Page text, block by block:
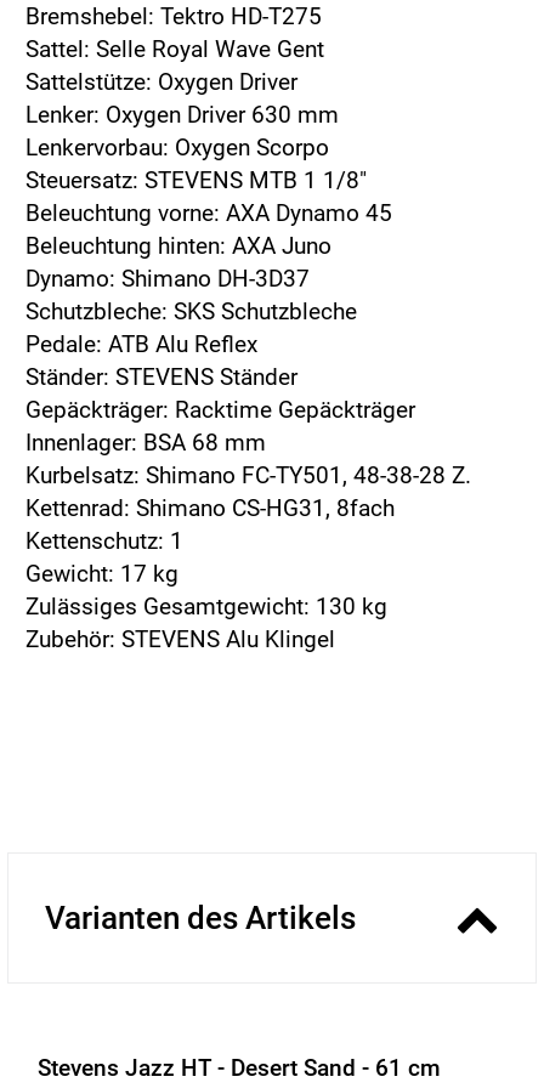
Bremshebel: Tektro HD-T275
Sattel: Selle Royal Wave Gent
Sattelstütze: Oxygen Driver
Lenker: Oxygen Driver 630 mm
Lenkervorbau: Oxygen Scorpo
Steuersatz: STEVENS MTB 1 1/8"
Beleuchtung vorne: AXA Dynamo 45
Beleuchtung hinten: AXA Juno
Dynamo: Shimano DH-3D37
Schutzbleche: SKS Schutzbleche
Pedale: ATB Alu Reflex
Ständer: STEVENS Ständer
Gepäckträger: Racktime Gepäckträger
Innenlager: BSA 68 mm
Kurbelsatz: Shimano FC-TY501, 48-38-28 Z.
Kettenrad: Shimano CS-HG31, 8fach
Kettenschutz: 1
Gewicht: 17 kg
Zulässiges Gesamtgewicht: 130 kg
Zubehör: STEVENS Alu Klingel
Varianten des Artikels
Stevens Jazz HT - Desert Sand - 61 cm